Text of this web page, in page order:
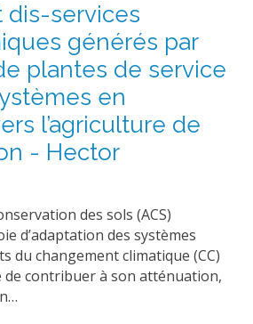
dis-services
générés par
plantes de service
en
l’agriculture de
- Hector
des sols (ACS)
d’adaptation des systèmes
du changement climatique (CC)
contribuer à son atténuation,